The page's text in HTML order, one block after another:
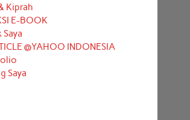
Kiprah
E-BOOK
Saya
@YAHOO INDONESIA
Saya